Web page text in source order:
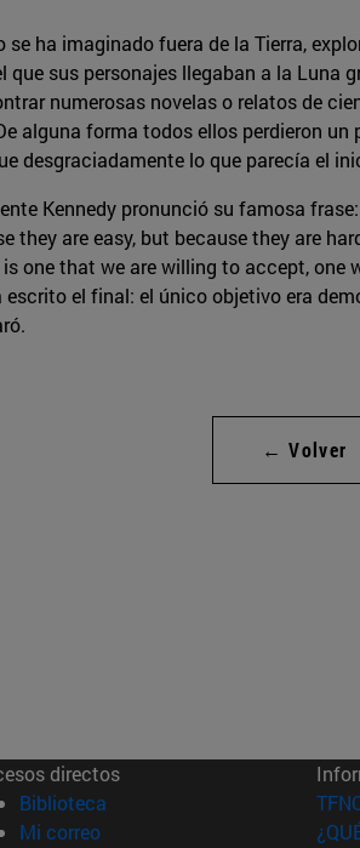
ha imaginado fuera de la Tierra,
sus personajes llegaban a la
numerosas novelas o relatos de
alguna forma todos ellos perdieron
desgraciadamente lo que parecía el
Kennedy pronunció su famosa
they are easy, but because they are
one that we are willing to accept,
el final: el único objetivo era
← Volver
directos
Biblioteca (abre en nueva ventana)
Mi correo(abre en nueva ventana)